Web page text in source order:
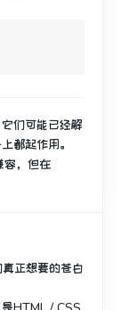
们可能已经解
都起作用。
，但在
正想要的苍白